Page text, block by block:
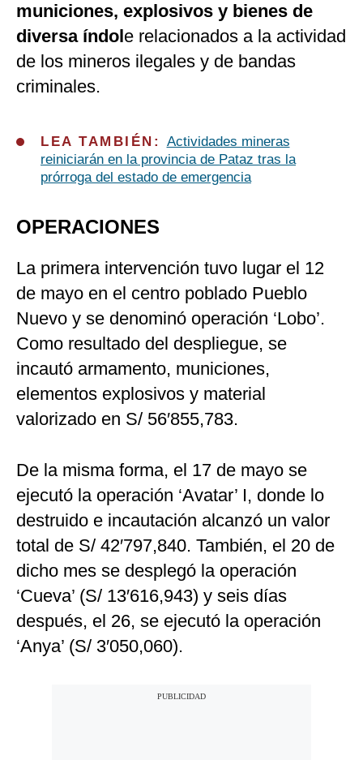
municiones, explosivos y bienes de
diversa índole relacionados a la actividad
de los mineros ilegales y de bandas
criminales.
LEA TAMBIÉN: Actividades mineras
reiniciarán en la provincia de Pataz tras la
prórroga del estado de emergencia
OPERACIONES
La primera intervención tuvo lugar el 12
de mayo en el centro poblado Pueblo
Nuevo y se denominó operación ‘Lobo’.
Como resultado del despliegue, se
incautó armamento, municiones,
elementos explosivos y material
valorizado en S/ 56′855,783.
De la misma forma, el 17 de mayo se
ejecutó la operación ‘Avatar’ I, donde lo
destruido e incautación alcanzó un valor
total de S/ 42′797,840. También, el 20 de
dicho mes se desplegó la operación
‘Cueva’ (S/ 13′616,943) y seis días
después, el 26, se ejecutó la operación
‘Anya’ (S/ 3′050,060).